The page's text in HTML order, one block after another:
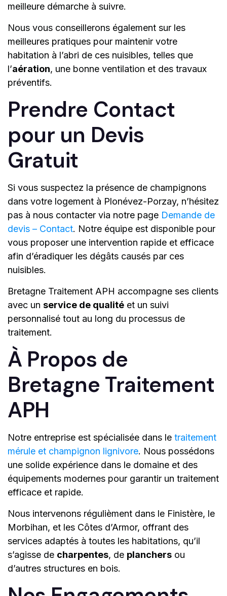
meilleure démarche à suivre.
Nous vous conseillerons également sur les
meilleures pratiques pour maintenir votre
habitation à l’abri de ces nuisibles, telles que
l’aération, une bonne ventilation et des travaux
préventifs.
Prendre Contact
pour un Devis
Gratuit
Si vous suspectez la présence de champignons
dans votre logement à Plonévez-Porzay, n’hésitez
pas à nous contacter via notre page Demande de
devis – Contact. Notre équipe est disponible pour
vous proposer une intervention rapide et efficace
afin d’éradiquer les dégâts causés par ces
nuisibles.
Bretagne Traitement APH accompagne ses clients
avec un service de qualité et un suivi
personnalisé tout au long du processus de
traitement.
À Propos de
Bretagne Traitement
APH
Notre entreprise est spécialisée dans le traitement
mérule et champignon lignivore. Nous possédons
une solide expérience dans le domaine et des
équipements modernes pour garantir un traitement
efficace et rapide.
Nous intervenons régulièment dans le Finistère, le
Morbihan, et les Côtes d’Armor, offrant des
services adaptés à toutes les habitations, qu’il
s’agisse de charpentes, de planchers ou
d’autres structures en bois.